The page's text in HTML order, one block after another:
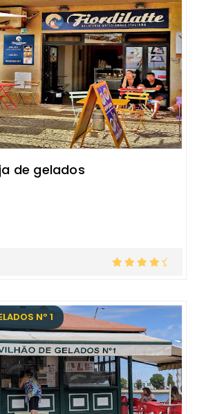
de gelados
Nº 1